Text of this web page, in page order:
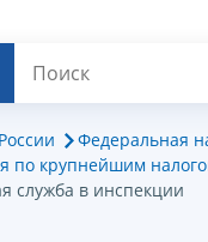
Федеральная
по крупнейшим
служба в инспекции